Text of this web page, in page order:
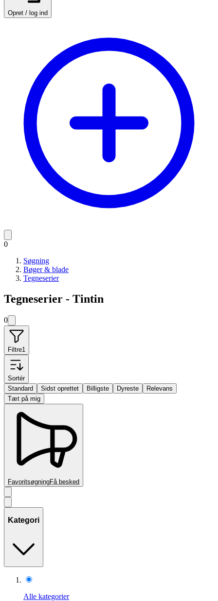
Opret / log ind
0
Søgning
Bøger & blade
Tegneserier
Tegneserier - Tintin
0
Filtre1
Sortér
Standard
Sidst oprettet Billigste Dyreste
Relevans
Tæt på mig
FavoritsøgningFå besked
Kategori
Alle kategorier